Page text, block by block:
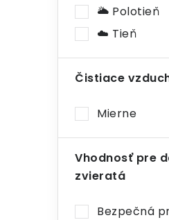
🌥️ Polotieň
☁️ Tieň
Čistiace
Mierne
Vhodnosť pre
zvieratá
Bezpečná